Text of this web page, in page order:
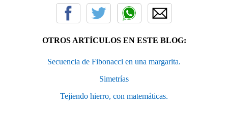
OTROS ARTÍCULOS EN ESTE BLOG:
Secuencia de Fibonacci en una margarita.
Simetrías
Tejiendo hierro, con matemáticas.